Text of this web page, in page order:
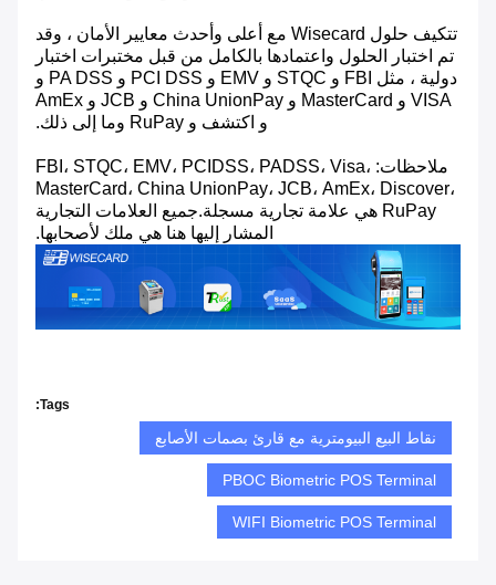
تتكيف حلول Wisecard مع أعلى وأحدث معايير الأمان ، وقد
تم اختبار الحلول واعتمادها بالكامل من قبل مختبرات اختبار
دولية ، مثل FBI و STQC و EMV و PCI DSS و PA DSS و
VISA و MasterCard و China UnionPay و JCB و AmEx
و اكتشف و RuPay وما إلى ذلك.
ملاحظات: FBI، STQC، EMV، PCIDSS، PADSS، Visa،
MasterCard، China UnionPay، JCB، AmEx، Discover،
RuPay هي علامة تجارية مسجلة.جميع العلامات التجارية
المشار إليها هنا هي ملك لأصحابها.
Tags:
نقاط البيع البيومترية مع قارئ بصمات الأصابع
PBOC Biometric POS Terminal
WIFI Biometric POS Terminal